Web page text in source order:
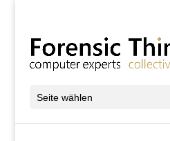
Seite wählen